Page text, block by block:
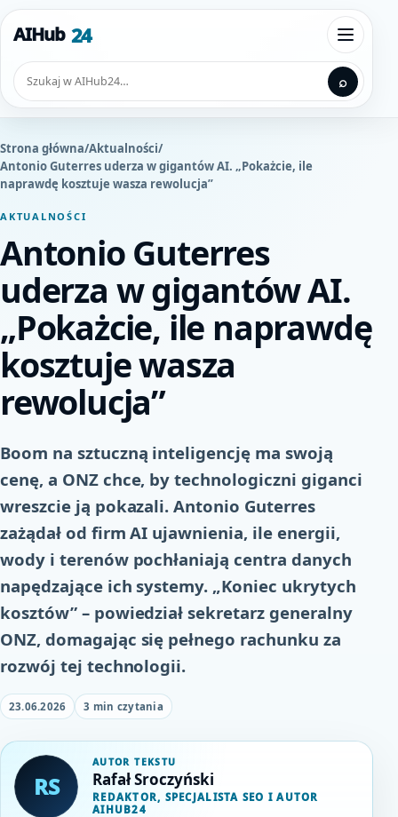
Przejdź do treści
AIHub 24
Szukaj
⌕
Strona główna/Aktualności/
Antonio Guterres uderza w gigantów AI. „Pokażcie, ile
naprawdę kosztuje wasza rewolucja”
AKTUALNOŚCI
Antonio Guterres
uderza w gigantów AI.
„Pokażcie, ile naprawdę
kosztuje wasza
rewolucja”
Boom na sztuczną inteligencję ma swoją
cenę, a ONZ chce, by technologiczni giganci
wreszcie ją pokazali. Antonio Guterres
zażądał od firm AI ujawnienia, ile energii,
wody i terenów pochłaniają centra danych
napędzające ich systemy. „Koniec ukrytych
kosztów” – powiedział sekretarz generalny
ONZ, domagając się pełnego rachunku za
rozwój tej technologii.
23.06.2026 3 min czytania
RS
AUTOR TEKSTU
Rafał Sroczyński
REDAKTOR, SPECJALISTA SEO I AUTOR
AIHUB24